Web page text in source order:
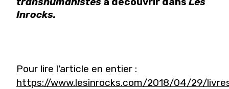
Inrocks.
Pour lire l'article en entier :
https://www.lesinrocks.com/2018/04/29/